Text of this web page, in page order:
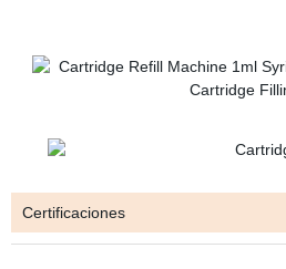
Certificaciones